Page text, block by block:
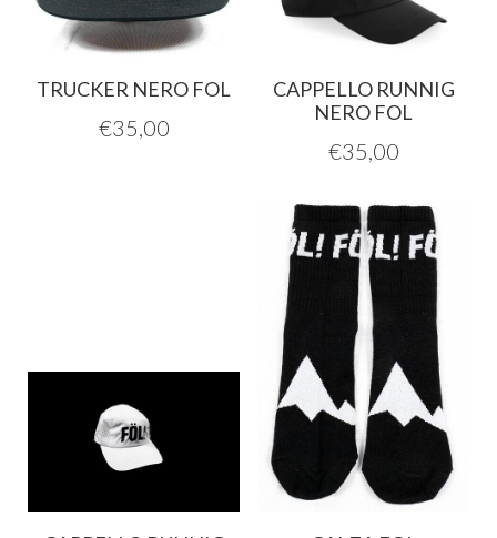
TRUCKER NERO FOL
€35,00
CAPPELLO RUNNIG
NERO FOL
€35,00